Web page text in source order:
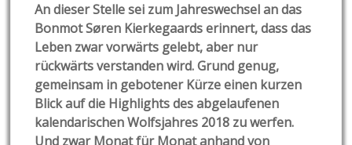
An dieser Stelle sei zum Jahreswechsel an das
Bonmot Søren Kierkegaards erinnert, dass das
Leben zwar vorwärts gelebt, aber nur
rückwärts verstanden wird. Grund genug,
gemeinsam in gebotener Kürze einen kurzen
Blick auf die Highlights des abgelaufenen
kalendarischen Wolfsjahres 2018 zu werfen.
Und zwar Monat für Monat anhand von